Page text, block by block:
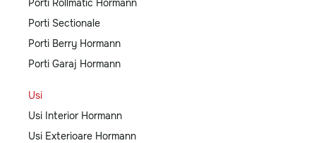
Porti Rollmatic Hormann
Porti Sectionale
Porti Berry Hormann
Porti Garaj Hormann
Usi
Usi Interior Hormann
Usi Exterioare Hormann